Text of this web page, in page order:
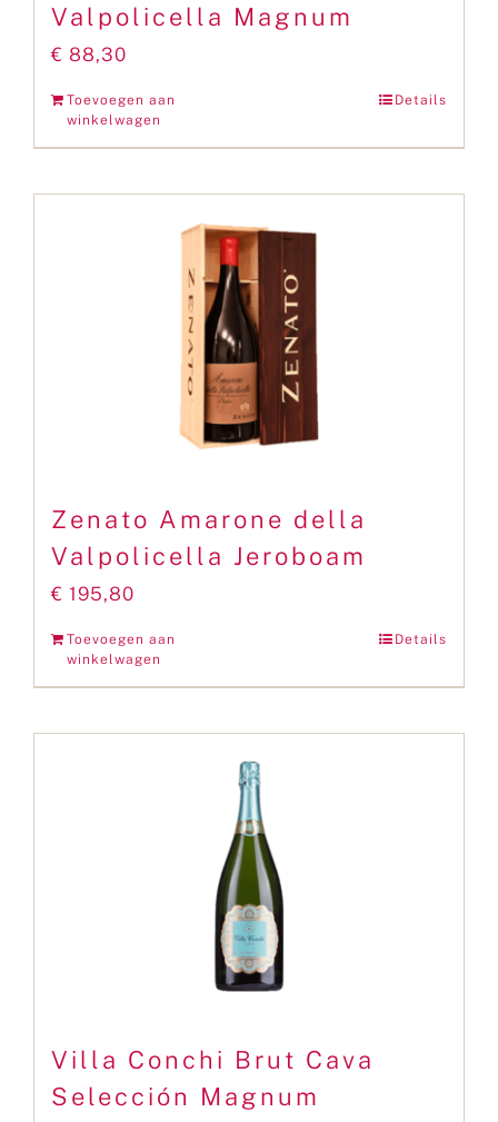
Valpolicella Magnum
€ 88,30
Toevoegen aan
winkelwagen
Details
Zenato Amarone della
Valpolicella Jeroboam
€ 195,80
Toevoegen aan
winkelwagen
Details
Villa Conchi Brut Cava
Selección Magnum